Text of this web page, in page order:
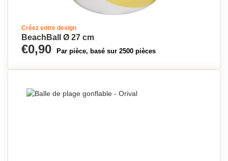
Créez votre design
BeachBall Ø 27 cm
€0,90 Par pièce, basé sur 2500 pièces